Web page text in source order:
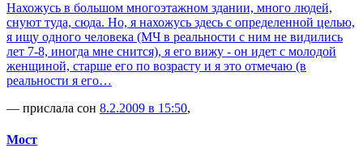
Нахожусь в большом многоэтажном здании, много людей,
снуют туда, сюда. Но, я нахожусь здесь с определенной целью,
я ищу одного человека (МЧ в реальности с ним не видились
лет 7-8, иногда мне снится), я его вижу - он идет с молодой
женщиной, старше его по возрасту и я это отмечаю (в
реальности я его…
— прислала сон 8.2.2009 в 15:50,
Мост